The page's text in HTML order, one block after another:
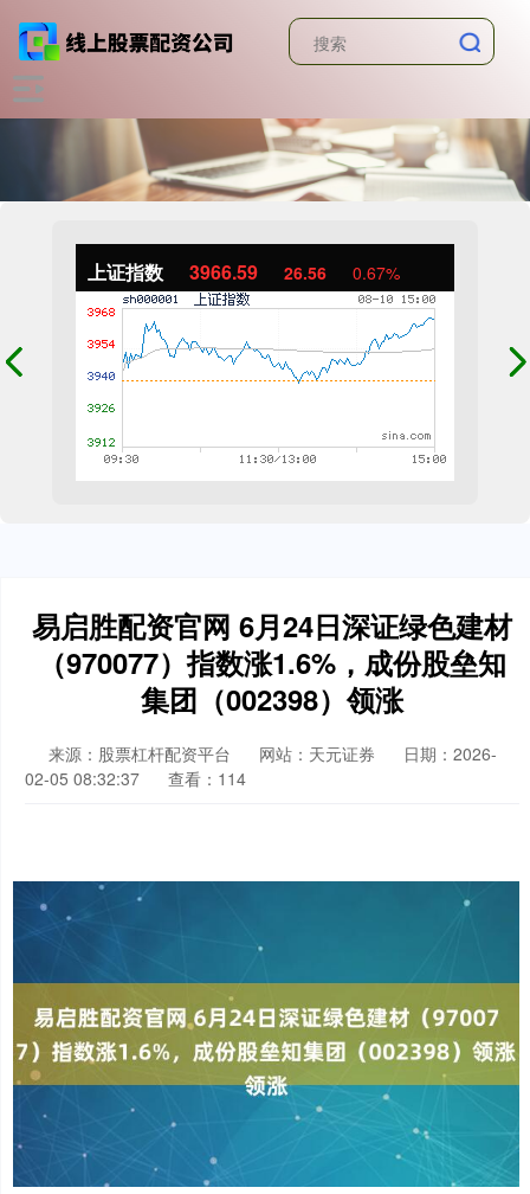
上证指数 3966.59 26.56 0.67%
易启胜配资官网 6月24日深证绿色建材
（970077）指数涨1.6%，成份股垒知
集团（002398）领涨
来源：股票杠杆配资平台 网站：天元证券
日期：2026-
02-05 08:32:37
查看：114